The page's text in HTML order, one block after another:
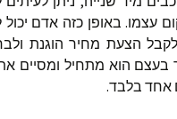
עצמו. באופן כזה אדם
הצעת מחיר הוגנת
בעצם הוא מתחיל ומסיים
אחד בלבד.